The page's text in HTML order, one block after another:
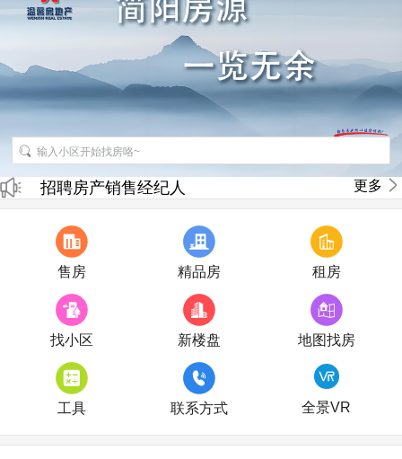
招聘房产销售经纪人
房产直播
更多
售房 精品房 租房
找小区 新楼盘 地图找房
工具 联系方式 全景VR